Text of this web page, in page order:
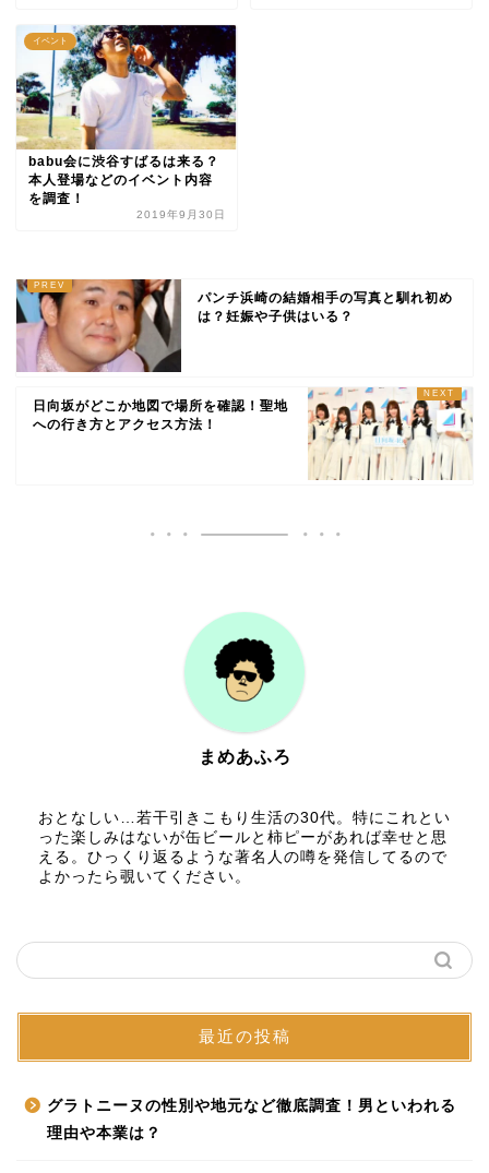
イベント
babu会に渋谷すばるは来る？
本人登場などのイベント内容
を調査！
2019年9月30日
パンチ浜崎の結婚相手の写真と馴れ初め
は？妊娠や子供はいる？
日向坂がどこか地図で場所を確認！聖地
への行き方とアクセス方法！
まめあふろ
おとなしい…若干引きこもり生活の30代。特にこれとい
った楽しみはないが缶ビールと柿ピーがあれば幸せと思
える。ひっくり返るような著名人の噂を発信してるので
よかったら覗いてください。
最近の投稿
グラトニーヌの性別や地元など徹底調査！男といわれる
理由や本業は？